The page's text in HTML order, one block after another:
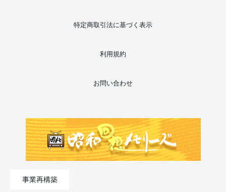
特定商取引法に基づく表示
利用規約
お問い合わせ
事業再構築